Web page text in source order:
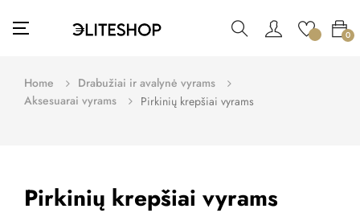
Toggle
navigation
☰ 0
Home
Drabužiai ir avalynė vyrams
Aksesuarai vyrams
Pirkinių krepšiai vyrams
Pirkinių krepšiai vyrams